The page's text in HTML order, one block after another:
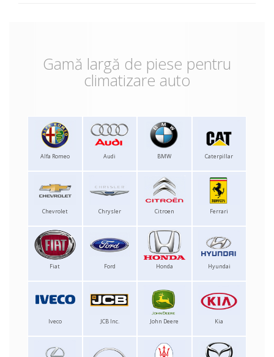
Gamă largă de piese pentru
climatizare auto
Alfa Romeo Audi BMW Caterpillar
Chevrolet Chrysler Citroen Ferrari
Fiat Ford Honda Hyundai
Iveco JCB Inc. John Deere Kia